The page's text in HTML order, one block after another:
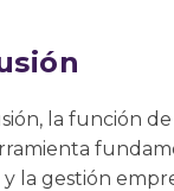
la función
la gestión